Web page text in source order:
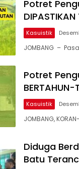
Potret
Kasuistik
JOMBANG –
Potret
BERTAHUN-
Kasuistik
JOMBANG,
Diduga
Batu